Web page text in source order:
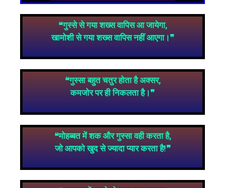
❝गुस्से से गया शख्स वापिस आ जायेगा,
खामोशी से गया शख्स वापिस नहीं आएगा।❞
❝गुस्सा बहुत चतुर होता है अक्सर,
कमजोर पर ही निकलता है।❞
❝मोहब्बत में शक और गुस्सा वही करता है,
जो आपको खुद से ज्यादा प्यार करता है!❞